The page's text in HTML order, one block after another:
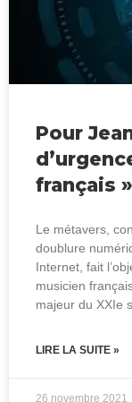
Pour
français »
Le métavers,
doublure
Internet, fait
musicien
majeur du XXIe
LIRE LA SUITE »
26 novembre 2021